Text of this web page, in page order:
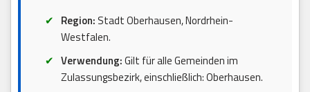
Region: Stadt Oberhausen, Nordrhein-
Westfalen.
Verwendung:Gilt für alle Gemeinden im
Zulassungsbezirk, einschließlich: Oberhausen.